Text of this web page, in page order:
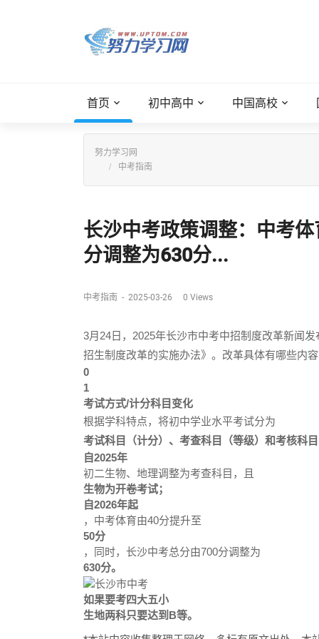
首页 初中高中 中国高校
努力学习网
中考指南
长沙中考政策调整：中考
分调整为630分...
中考指南 - 2025-03-26 0 Views
3月24日，2025年长沙市中考中招制度改革新闻
招生制度改革的实施办法》。改革具体有哪些内容
0
1
考试方式/计分科目变化
根据学科特点，将初中学业水平考试分为
考试科目（计分）、考查科目（等级）和考核科目
自2025年
初二生物、地理调整为考查科目，且
生物为开卷考试；
自2026年起
，中考体育由40分提升至
50分
，同时，长沙中考总分由700分调整为
630分。
如果要考四大五小
生地两科只要达到B等。